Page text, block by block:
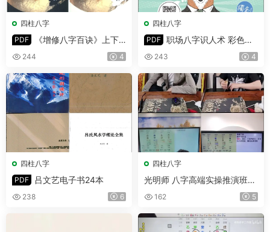
四柱八字
PDF
《增修八字百诀》上下
册 PDF 共532页
244 4
四柱八字
PDF 职场八字识人术 彩色版
PDF 302页
243 4
四柱八字
PDF
吕文艺电子书24本
238 6
四柱八字
光明师 八字高端实操推演班婚
姻爱情专场 视频3集
162 5